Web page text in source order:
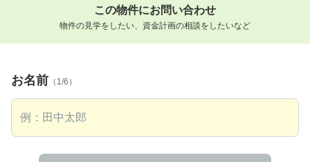
この物件にお問い合わせ
物件の見学をしたい、資金計画の相談をしたいなど
お名前 （1/6）